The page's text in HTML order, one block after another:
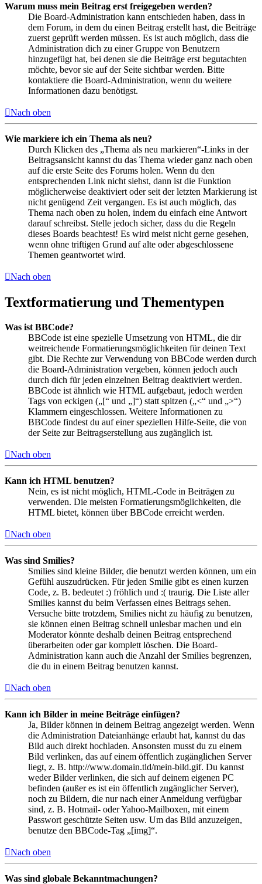
Warum muss mein Beitrag erst freigegeben werden?
Die Board-Administration kann entschieden haben, dass in
dem Forum, in dem du einen Beitrag erstellt hast, die Beiträge
zuerst geprüft werden müssen. Es ist auch möglich, dass die
Administration dich zu einer Gruppe von Benutzern
hinzugefügt hat, bei denen sie die Beiträge erst begutachten
möchte, bevor sie auf der Seite sichtbar werden. Bitte
kontaktiere die Board-Administration, wenn du weitere
Informationen dazu benötigst.
Nach oben
Wie markiere ich ein Thema als neu?
Durch Klicken des „Thema als neu markieren“-Links in der
Beitragsansicht kannst du das Thema wieder ganz nach oben
auf die erste Seite des Forums holen. Wenn du den
entsprechenden Link nicht siehst, dann ist die Funktion
möglicherweise deaktiviert oder seit der letzten Markierung ist
nicht genügend Zeit vergangen. Es ist auch möglich, das
Thema nach oben zu holen, indem du einfach eine Antwort
darauf schreibst. Stelle jedoch sicher, dass du die Regeln
dieses Boards beachtest! Es wird meist nicht gerne gesehen,
wenn ohne triftigen Grund auf alte oder abgeschlossene
Themen geantwortet wird.
Nach oben
Textformatierung und Thementypen
Was ist BBCode?
BBCode ist eine spezielle Umsetzung von HTML, die dir
weitreichende Formatierungsmöglichkeiten für deinen Text
gibt. Die Rechte zur Verwendung von BBCode werden durch
die Board-Administration vergeben, können jedoch auch
durch dich für jeden einzelnen Beitrag deaktiviert werden.
BBCode ist ähnlich wie HTML aufgebaut, jedoch werden
Tags von eckigen („[“ und „]“) statt spitzen („<“ und „>“)
Klammern eingeschlossen. Weitere Informationen zu
BBCode findest du auf einer speziellen Hilfe-Seite, die von
der Seite zur Beitragserstellung aus zugänglich ist.
Nach oben
Kann ich HTML benutzen?
Nein, es ist nicht möglich, HTML-Code in Beiträgen zu
verwenden. Die meisten Formatierungsmöglichkeiten, die
HTML bietet, können über BBCode erreicht werden.
Nach oben
Was sind Smilies?
Smilies sind kleine Bilder, die benutzt werden können, um ein
Gefühl auszudrücken. Für jeden Smilie gibt es einen kurzen
Code, z. B. bedeutet :) fröhlich und :( traurig. Die Liste aller
Smilies kannst du beim Verfassen eines Beitrags sehen.
Versuche bitte trotzdem, Smilies nicht zu häufig zu benutzen,
sie können einen Beitrag schnell unlesbar machen und ein
Moderator könnte deshalb deinen Beitrag entsprechend
überarbeiten oder gar komplett löschen. Die Board-
Administration kann auch die Anzahl der Smilies begrenzen,
die du in einem Beitrag benutzen kannst.
Nach oben
Kann ich Bilder in meine Beiträge einfügen?
Ja, Bilder können in deinem Beitrag angezeigt werden. Wenn
die Administration Dateianhänge erlaubt hat, kannst du das
Bild auch direkt hochladen. Ansonsten musst du zu einem
Bild verlinken, das auf einem öffentlich zugänglichen Server
liegt, z. B. http://www.domain.tld/mein-bild.gif. Du kannst
weder Bilder verlinken, die sich auf deinem eigenen PC
befinden (außer es ist ein öffentlich zugänglicher Server),
noch zu Bildern, die nur nach einer Anmeldung verfügbar
sind, z. B. Hotmail- oder Yahoo-Mailboxen, mit einem
Passwort geschützte Seiten usw. Um das Bild anzuzeigen,
benutze den BBCode-Tag „[img]“.
Nach oben
Was sind globale Bekanntmachungen?